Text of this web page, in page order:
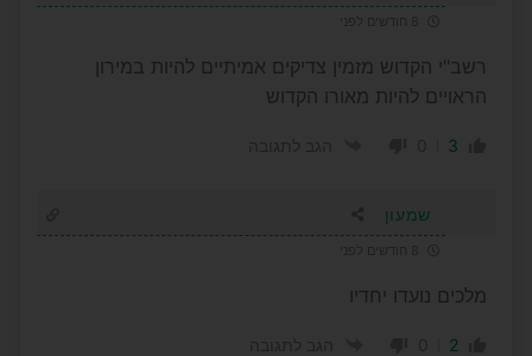
רשב"י הקדוש מזמין צדיקים אמיתיים להיות במירון
הראויים להיות מאורו הקדוש
3
שמעון
מלכים נועדו יחדיו
2